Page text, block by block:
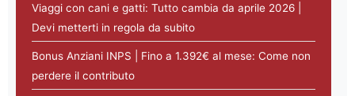
Viaggi con cani e gatti: Tutto cambia da aprile 2026 |
Devi metterti in regola da subito
Bonus Anziani INPS | Fino a 1.392€ al mese: Come non
perdere il contributo